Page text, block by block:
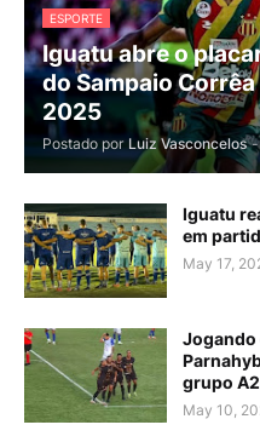
ESPORTE
Iguatu abre o
do Sampaio
2025
Postado por Luiz Vasconcelos -
Iguatu
em
May 17,
Jogando
grupo
May 10,